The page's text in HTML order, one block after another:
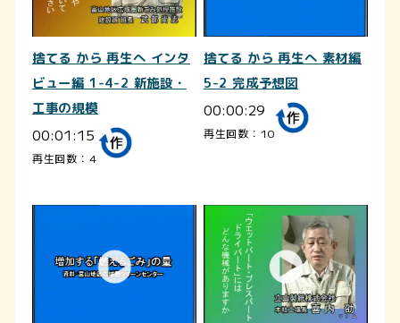
捨てる から 再生へ インタ
ビュー編 1-4-2 新施設・
工事の規模
00:01:15
再生回数：4
捨てる から 再生へ 素材編
5-2 完成予想図
00:00:29
再生回数：10